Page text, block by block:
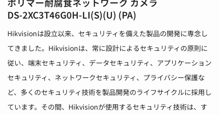
DS-2XC3T46G0H-LI(S)(U) (PA)
Hikvisionは設立以来、セキュリティを備えた製品の開発に専念し
てきました。Hikvisionは、常に設計によるセキュリティの原則に
従い、端末セキュリティ、データセキュリティ、アプリケーション
セキュリティ、ネットワークセキュリティ、プライバシー保護な
ど、多くのセキュリティ技術を製品開発のライフサイクルに採用し
ています。その間、Hikvisionが使用するセキュリティ技術は、す